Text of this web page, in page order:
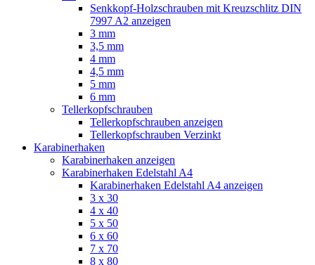
Senkkopf-Holzschrauben mit Kreuzschlitz DIN
7997 A2 anzeigen
3 mm
3,5 mm
4 mm
4,5 mm
5 mm
6 mm
Tellerkopfschrauben
Tellerkopfschrauben anzeigen
Tellerkopfschrauben Verzinkt
Karabinerhaken
Karabinerhaken anzeigen
Karabinerhaken Edelstahl A4
Karabinerhaken Edelstahl A4 anzeigen
3 x 30
4 x 40
5 x 50
6 x 60
7 x 70
8 x 80